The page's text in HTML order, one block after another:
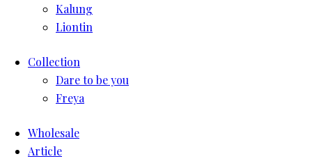
Kalung
Liontin
Collection
Dare to be you
Freya
Wholesale
Article